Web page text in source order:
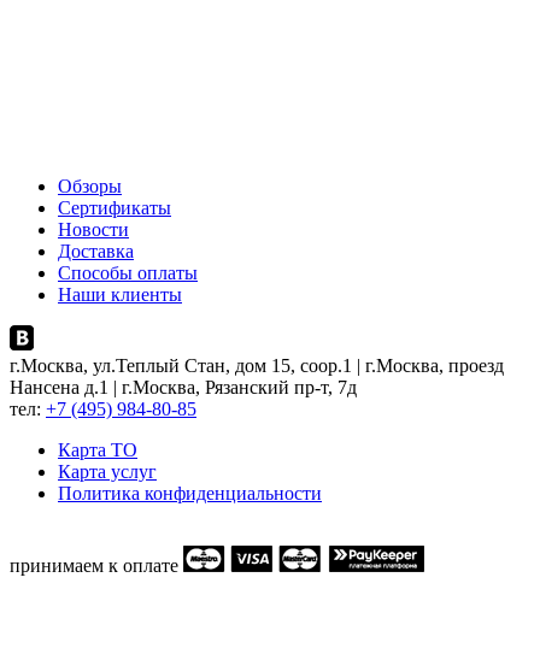
Обзоры
Сертификаты
Новости
Доставка
Способы оплаты
Наши клиенты
г.Москва, ул.Теплый Стан, дом 15, соор.1 | г.Москва, проезд
Нансена д.1 | г.Москва, Рязанский пр-т, 7д
тел: +7 (495) 984-80-85
Карта ТO
Карта услуг
Политика конфиденциальности
принимаем к оплате